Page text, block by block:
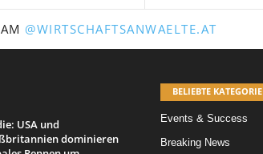
@WIRTSCHAFTSANWAELTE.AT
USA und
dominieren
BELIEBTE KATEGORIE
Events & Success
Breaking News